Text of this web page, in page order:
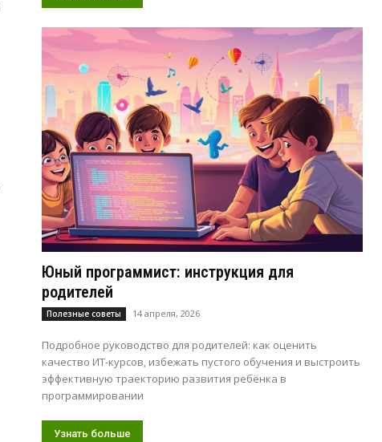
Юный программист: инструкция для
родителей
Полезные советы 14 апреля, 2026
Подробное руководство для родителей: как оценить
качество ИТ-курсов, избежать пустого обучения и выстроить
эффективную траекторию развития ребёнка в
программировании
Узнать больше